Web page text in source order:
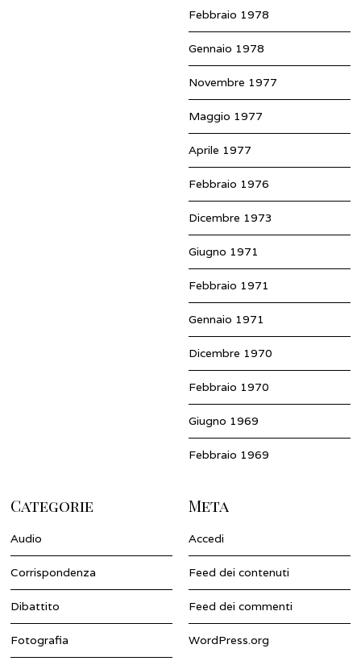
Febbraio 1978
Gennaio 1978
Novembre 1977
Maggio 1977
Aprile 1977
Febbraio 1976
Dicembre 1973
Giugno 1971
Febbraio 1971
Gennaio 1971
Dicembre 1970
Febbraio 1970
Giugno 1969
Febbraio 1969
Categorie
Audio
Corrispondenza
Dibattito
Fotografia
Meta
Accedi
Feed dei contenuti
Feed dei commenti
WordPress.org